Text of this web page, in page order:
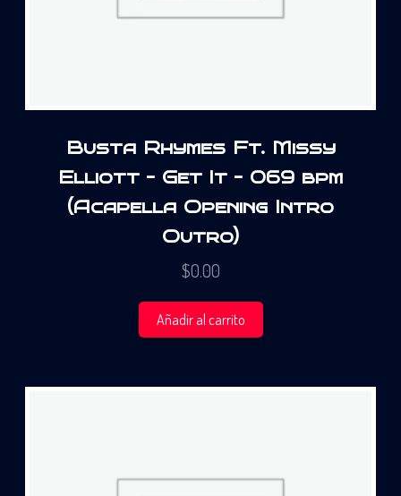
Busta Rhymes Ft. Missy
Elliott – Get It – 069 bpm
(Acapella Opening Intro
Outro)
$0.00
Añadir al carrito